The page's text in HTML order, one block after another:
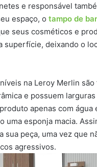
e responsável
espaço, o tampo de
seus cosméticos e
superfície, deixando o
na Leroy Merlin são
e possuem
apenas com água
uma esponja macia.
sua peça, uma vez que
agressivos.